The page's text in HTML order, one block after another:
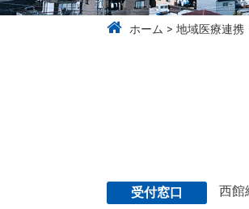
ホーム 地域医療連携
受付窓口 西館